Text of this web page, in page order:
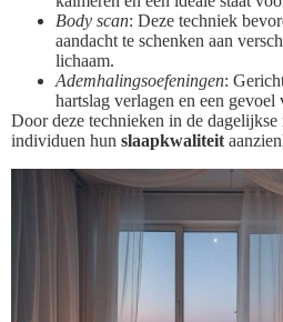
Body scan: Deze techniek
aandacht te schenken aan
lichaam.
Ademhalingsoefeningen:
hartslag verlagen en een gevoel
Door deze technieken in de
individuen hun slaapkwaliteit